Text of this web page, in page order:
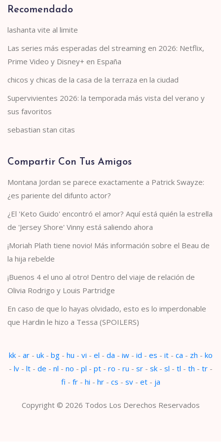
Recomendado
lashanta vite al limite
Las series más esperadas del streaming en 2026: Netflix,
Prime Video y Disney+ en España
chicos y chicas de la casa de la terraza en la ciudad
Supervivientes 2026: la temporada más vista del verano y
sus favoritos
sebastian stan citas
Compartir Con Tus Amigos
Montana Jordan se parece exactamente a Patrick Swayze:
¿es pariente del difunto actor?
¿El 'Keto Guido' encontró el amor? Aquí está quién la estrella
de 'Jersey Shore' Vinny está saliendo ahora
¡Moriah Plath tiene novio! Más información sobre el Beau de
la hija rebelde
¡Buenos 4 el uno al otro! Dentro del viaje de relación de
Olivia Rodrigo y Louis Partridge
En caso de que lo hayas olvidado, esto es lo imperdonable
que Hardin le hizo a Tessa (SPOILERS)
kk- ar- uk- bg- hu - vi - el - da - iw- id - es - it- ca - zh - ko
- lv- lt- de - nl - no - pl - pt- ro - ru - sr- sk- sl - tl - th - tr-
fi - fr- hi - hr- cs - sv- et- ja
Copyright © 2026 Todos Los Derechos Reservados